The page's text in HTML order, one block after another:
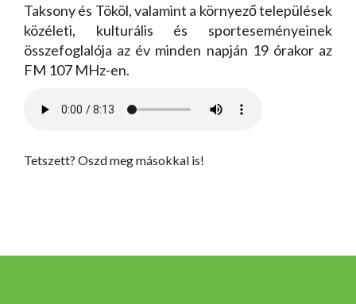
Taksony és Tököl, valamint a környező települések
közéleti, kulturális és sporteseményeinek
összefoglalója az év minden napján 19 órakor az
FM 107 MHz-en.
Tetszett? Oszd meg másokkal is!